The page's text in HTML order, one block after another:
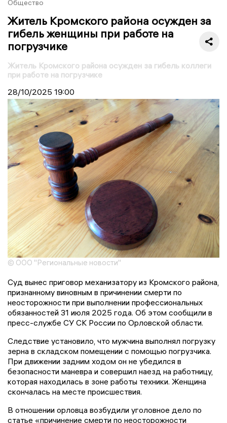
Общество
Житель Кромского района осужден за
гибель женщины при работе на
погрузчике
Житель Кромского района осужден за гибель коллеги
при работе на погрузчике
28/10/2025 19:00
© ООО "Региональные новости"
Суд вынес приговор механизатору из Кромского района,
признанному виновным в причинении смерти по
неосторожности при выполнении профессиональных
обязанностей 31 июля 2025 года. Об этом сообщили в
пресс-службе СУ СК России по Орловской области.
Следствие установило, что мужчина выполнял погрузку
зерна в складском помещении с помощью погрузчика.
При движении задним ходом он не убедился в
безопасности маневра и совершил наезд на работницу,
которая находилась в зоне работы техники. Женщина
скончалась на месте происшествия.
В отношении орловца возбудили уголовное дело по
статье «причинение смерти по неосторожности